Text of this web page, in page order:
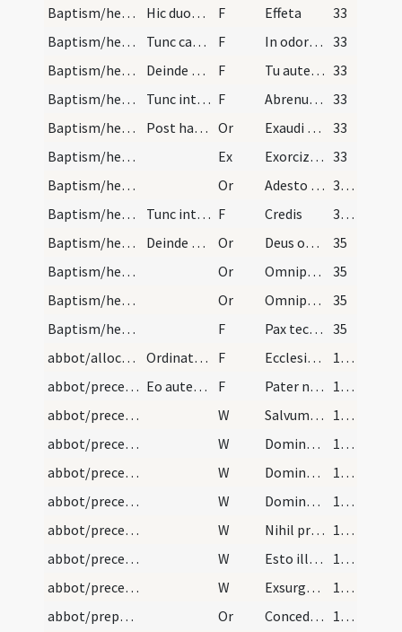
Baptism/heretic/19 Hic duos digitos suos id est pollicem et indicem… F Effeta
33
Baptism/heretic/20
Tunc capiens nares infantes dicat. F In odorem suavitatis.
33
Baptism/heretic/21
Deinde tenens pinnulam dextrae auris dicat. F Tu autem effugare 33
Baptism/heretic/22
Tunc interroga si renuntiet diabolo et omnibus po… F Abrenuntias Satanae
33
Baptism/heretic/18
Post haec sequitur ista oratio. Or Exaudi nos ... mereatur aeternam.
33
Baptism/heretic/14
Ex Exorcizo te creatura aquae 33
Baptism/heretic
Or Adesto Domine ... impleatur auxilio.
34 (30r)
Baptism/heretic/23
Tunc interroga eum de credulitate sua ita. F Credis
34 (30r)
Baptism/heretic/20
Deinde sequitur ... ut supra. Or Deus omnipotens ... qui te regeneravit
35
Baptism/heretic/21
Or Omnipotens ... qui regenerasti
35
Baptism/heretic/22
Or Omnipotens et misericors Deus ... tribuas sanitatem.
35
Baptism/heretic/24
F Pax tecum.
35
abbot/allocution/1
Ordinatione abbatis. Ex canone Theodori archiepis… F Ecclesiae nostrae ...
100 (96r)
abbot/preces/2
Eo autem profitentem pro viribus se haec adimpler… F Pater noster
101
abbot/preces/1
W Salvum fac
101
abbot/preces/2
W Dominus conservet
101
abbot/preces/3
W Dominus custodiat introitum
101
abbot/preces/4
W Dominus custodiat te
101
abbot/preces/5
W Nihil proficiat
101
abbot/preces/6
W Esto illi Domine
101
abbot/preces/7
W Exsurge Domine
101
abbot/preparatory prayers/1
Or Concede quaesumus omnipotens Deus affectui nostro tuae miserationis effectum et famulum tuum quem ad regimen ... nostra electione placeamus.
101